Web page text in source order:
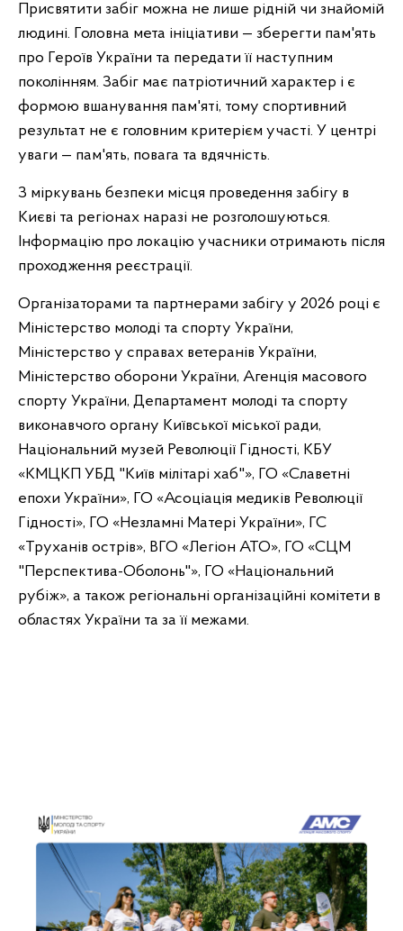
Присвятити забіг можна не лише рідній чи знайомій
людині. Головна мета ініціативи — зберегти пам'ять
про Героїв України та передати її наступним
поколінням. Забіг має патріотичний характер і є
формою вшанування пам'яті, тому спортивний
результат не є головним критерієм участі. У центрі
уваги — пам'ять, повага та вдячність.
З міркувань безпеки місця проведення забігу в
Києві та регіонах наразі не розголошуються.
Інформацію про локацію учасники отримають після
проходження реєстрації.
Організаторами та партнерами забігу у 2026 році є
Міністерство молоді та спорту України,
Міністерство у справах ветеранів України,
Міністерство оборони України, Агенція масового
спорту України, Департамент молоді та спорту
виконавчого органу Київської міської ради,
Національний музей Революції Гідності, КБУ
«КМЦКП УБД "Київ мілітарі хаб"», ГО «Славетні
епохи України», ГО «Асоціація медиків Революції
Гідності», ГО «Незламні Матері України», ГС
«Труханів острів», ВГО «Легіон АТО», ГО «СЦМ
"Перспектива-Оболонь"», ГО «Національний
рубіж», а також регіональні організаційні комітети в
областях України та за її межами.